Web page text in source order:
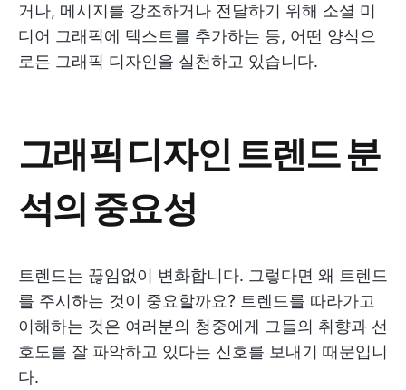
거나, 메시지를 강조하거나 전달하기 위해 소셜 미
디어 그래픽에 텍스트를 추가하는 등, 어떤 양식으
로든 그래픽 디자인을 실천하고 있습니다.
그래픽 디자인 트렌드 분
석의 중요성
트렌드는 끊임없이 변화합니다. 그렇다면 왜 트렌드
를 주시하는 것이 중요할까요? 트렌드를 따라가고
이해하는 것은 여러분의 청중에게 그들의 취향과 선
호도를 잘 파악하고 있다는 신호를 보내기 때문입니
다.